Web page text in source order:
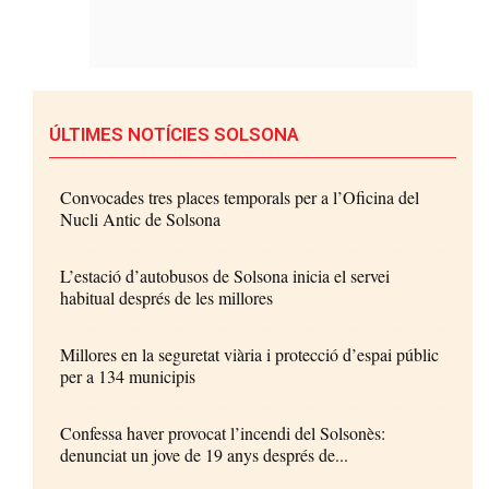
ÚLTIMES NOTÍCIES SOLSONA
Convocades tres places temporals per a l’Oficina del
Nucli Antic de Solsona
L’estació d’autobusos de Solsona inicia el servei
habitual després de les millores
Millores en la seguretat viària i protecció d’espai públic
per a 134 municipis
Confessa haver provocat l’incendi del Solsonès:
denunciat un jove de 19 anys després de...